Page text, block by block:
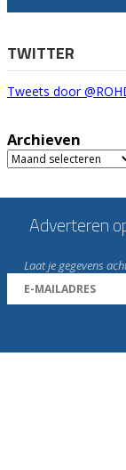
TWITTER
Tweets door
Archieven
Archieven
Adverteren
Laat je gegevens
Word nu
en geniet iedere